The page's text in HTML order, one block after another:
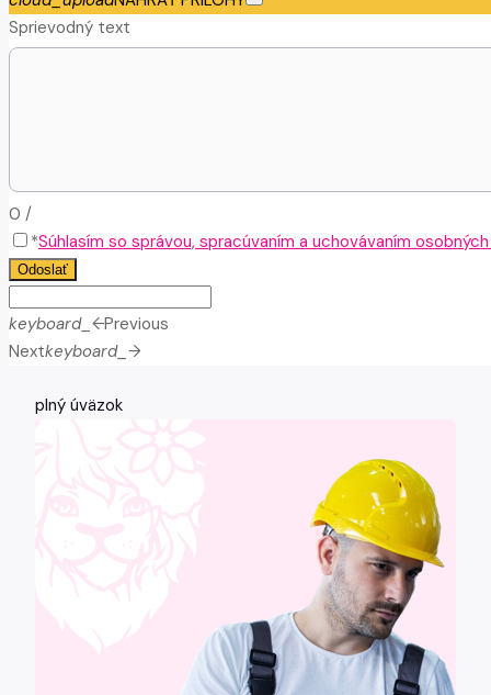
Sprievodný text
0 /
*Súhlasím so správou, spracúvaním a uchovávaním
Odoslať
keyboard_arrow_leftPrevious
Nextkeyboard_arrow_right
plný úväzok